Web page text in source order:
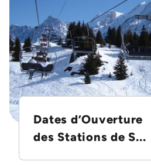
Dates d’Ouverture
des Stations de S...